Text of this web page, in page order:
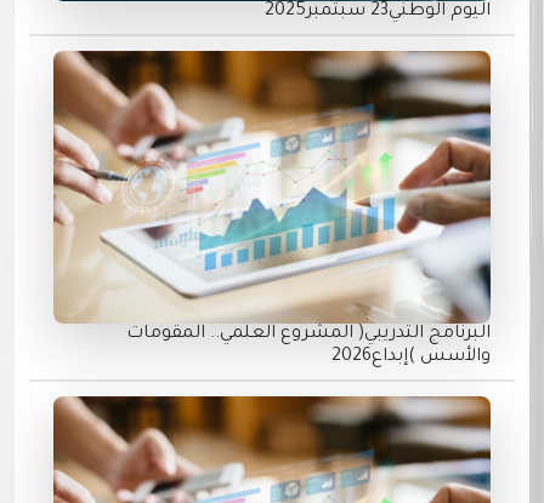
اليوم الوطني23 سبتمبر2025
البرنامج التدريبي( المشروع العلمي.. المقومات
والأسس )إبداع2026